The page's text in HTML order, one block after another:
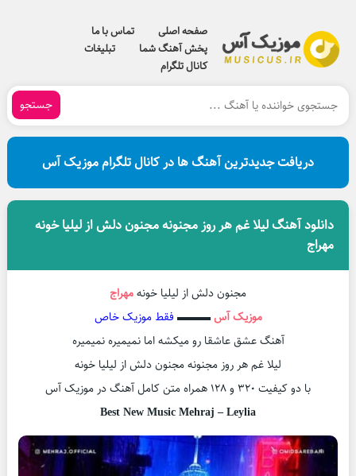
صفحه اصلی
تماس با ما
پخش آهنگ شما
تبلیغات
کانال تلگرام
جستجو
دریافت جدیدترین آهنگ ها در کانال تلگرام موزیک آس
دانلود آهنگ لیلا غم هر روز مجنونه مجنون دلش از لیلیا خونه
مهراج
مجنون دلش از لیلیا خونهمهراج
موزیک آس▬▬▬ فقط موزیک خاص
آهنگ عشق عاشقا رو میکشه اما نمیمیره نمیمیره
لیلا غم هر روز مجنونه مجنون دلش از لیلیا خونه
با دو کیفیت ۳۲۰ و ۱۲۸ همراه متن کامل آهنگ در موزیک آس
Best New Music Mehraj – Leylia